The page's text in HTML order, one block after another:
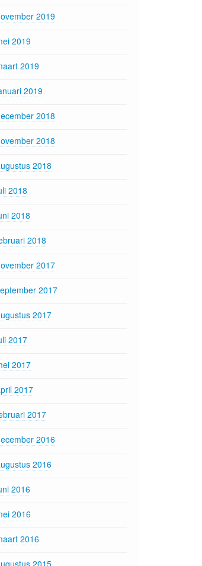
2019
2019
2019
2019
2018
2018
2018
2018
2018
2018
2017
2017
2017
2017
2017
2017
2017
2016
2016
2016
2016
2016
2015